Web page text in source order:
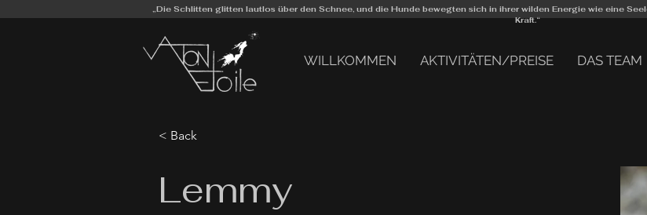
„Die Schlitten glitten lautlos über den Schnee, und die Hunde bewegten sich in ihrer wilden Energie wie eine
Kraft.“
WILLKOMMEN AKTIVITÄTEN/PREISE DAS TEAM
< Back
Lemmy